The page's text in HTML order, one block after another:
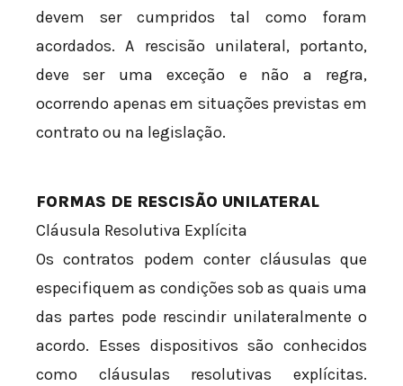
devem ser cumpridos tal como foram
acordados. A rescisão unilateral, portanto,
deve ser uma exceção e não a regra,
ocorrendo apenas em situações previstas em
contrato ou na legislação.
FORMAS DE RESCISÃO UNILATERAL
Cláusula Resolutiva Explícita
Os contratos podem conter cláusulas que
especifiquem as condições sob as quais uma
das partes pode rescindir unilateralmente o
acordo. Esses dispositivos são conhecidos
como cláusulas resolutivas explícitas.